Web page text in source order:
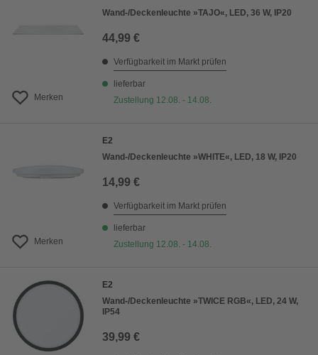
Merken
Wand-/Deckenleuchte »TAJO«, LED, 36 W, IP20
44,99 €
Verfügbarkeit im Markt prüfen
lieferbar
Zustellung 12.08. - 14.08.
Merken
E2
Wand-/Deckenleuchte »WHITE«, LED, 18 W, IP20
14,99 €
Verfügbarkeit im Markt prüfen
lieferbar
Zustellung 12.08. - 14.08.
E2
Wand-/Deckenleuchte »TWICE RGB«, LED, 24 W,
IP54
39,99 €